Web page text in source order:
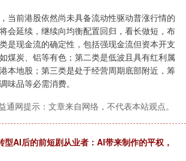
当前港股依然尚未具备流动性驱动普涨行情的
会延续，继续向均衡配置回归，看长做短，布
是现金流的确定性，包括强现金流但资本开支
煤炭、铝等有色；第二类是低波且具有红利属
本地股；第三类是处于经营周期底部附近，筹
味品等必需消费。
通网提示：文章来自网络，不代表本站观点。
型AI后的前短剧从业者：AI带来制作的平权，